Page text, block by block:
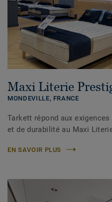
Maxi Literie
MONDEVILLE, FRANCE
Tarkett répond aux
et de durabilité au Maxi
EN SAVOIR PLUS